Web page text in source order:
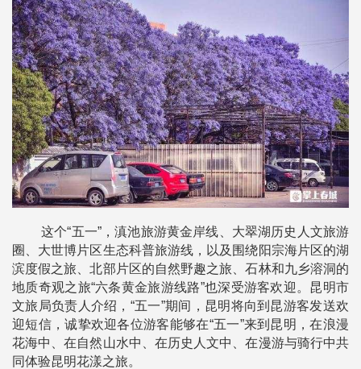
这个“五一”，滇池旅游黄金岸线、大翠湖历史人文旅游
圈、大世博片区生态科普旅游线，以及围绕阳宗海片区的湖
滨度假之旅、北部片区的自然野趣之旅、石林和九乡溶洞的
地质奇观之旅“六条黄金旅游线路”也深受游客欢迎。昆明市
文旅局负责人介绍，“五一”期间，昆明将向到昆游客发送欢
迎短信，诚挚欢迎各位游客能够在“五一”来到昆明，在浪漫
花海中、在自然山水中、在历史人文中、在漫游与骑行中共
同体验昆明花漾之旅。